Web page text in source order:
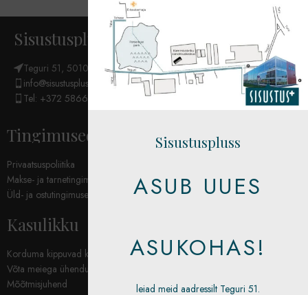
Sisustuspluss OÜ
Teguri 51, 50107 Tartu
info@sisustuspluss.eu
Tel: +372 5866 6654
Tingimused
Privaatsuspoliitika
Makse- ja tarnetingimused
Üld- ja ostutingimused
Kasulikku
Korduma kippuvad küsimused (KKK)
Võta meiega ühendust
Mõõtmisjuhend
Sisustuspluss
ASUB UUES
ASUKOHAS!
leiad meid aadressilt Teguri 51.